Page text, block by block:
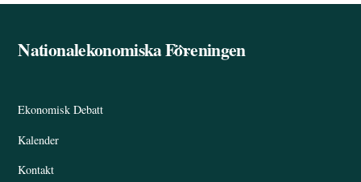
Back
Nationalekonomiska Föreningen
Ekonomisk Debatt
Kalender
Kontakt